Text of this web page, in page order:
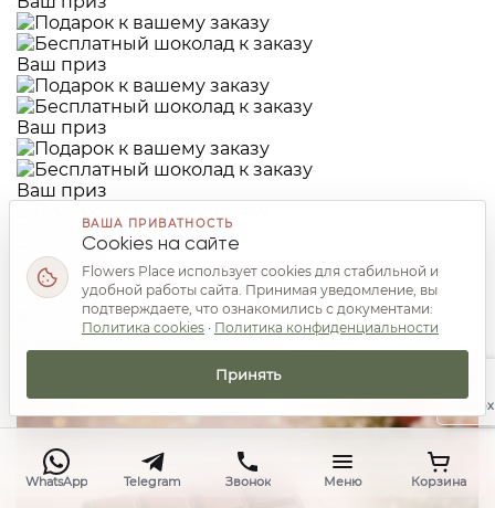
Ваш приз
Ваш приз
Ваш приз
Ваш приз
Ваш приз
WhatsApp Telegram Звонок Меню Корзина
Наверх
ВАША ПРИВАТНОСТЬ
Cookies на сайте
Flowers Place использует cookies для стабильной и
удобной работы сайта. Принимая уведомление, вы
подтверждаете, что ознакомились с документами:
Политика cookies · Политика конфиденциальности
Принять